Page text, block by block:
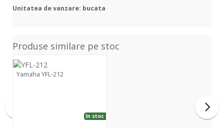
Unitatea de vanzare: bucata
Produse similare pe stoc
YFL-
212
Yamaha YFL-212
în stoc